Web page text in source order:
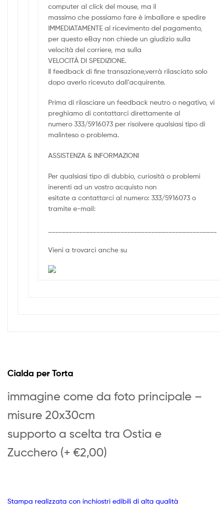
computer al click del mouse, ma il
massimo che possiamo fare è imballare e spedire
IMMEDIATAMENTE al ricevimento del pagamento,
per questo eBay non chiede un giudizio sulla
velocità del corriere, ma sulla
VELOCITÀ DI SPEDIZIONE.
Il feedback di fine transazione,verrà rilasciato solo
dopo averlo ricevuto dall’acquirente.
Prima di rilasciare un feedback neutro o negativo, vi
preghiamo di contattarci direttamente al
numero 333/5916073 per risolvere qualsiasi tipo di
malinteso o problema.
ASSISTENZA & INFORMAZIONI
Per qualsiasi tipo di dubbio, curiosità o problemi
inerenti ad un vostro acquisto non
esitate a contattarci al numero: 333/5916073 o
tramite e-mail:
Vieni a trovarci anche su
Cialda per Torta
immagine come da foto principale –
misure 20x30cm
supporto a scelta tra Ostia e
Zucchero (+ €2,00)
Stampa realizzata con inchiostri edibili di alta qualità